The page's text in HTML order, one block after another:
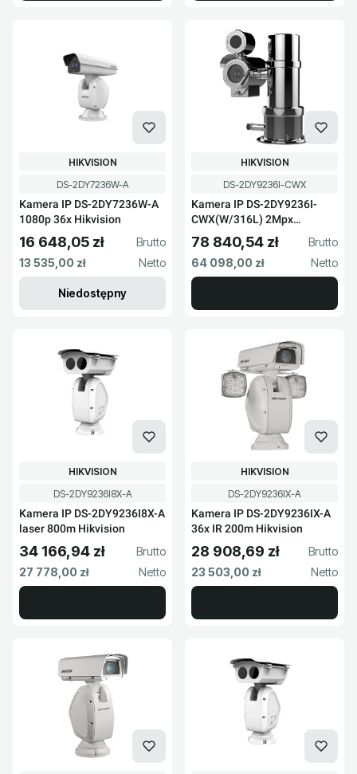
Kod produktu
DS-2DY7236W-A
Kamera IP DS-2DY7236W-A
1080p 36x Hikvision
PRODUCENT
HIKVISION
Cena brutto
16 648,05 zł
Cena netto
13 535,00 zł
Niedostępny
Kod produktu
DS-2DY9236I-CWX
Kamera IP DS-2DY9236I-
CWX(W/316L) 2Mpx
Hikvision
PRODUCENT
HIKVISION
Cena brutto
78 840,54 zł
Cena netto
64 098,00 zł
Kod produktu
DS-2DY9236I8X-A
Kamera IP DS-2DY9236I8X-A
laser 800m Hikvision
PRODUCENT
HIKVISION
Cena brutto
34 166,94 zł
Cena netto
27 778,00 zł
Kod produktu
DS-2DY9236IX-A
Kamera IP DS-2DY9236IX-A
36x IR 200m Hikvision
PRODUCENT
HIKVISION
Cena brutto
28 908,69 zł
Cena netto
23 503,00 zł